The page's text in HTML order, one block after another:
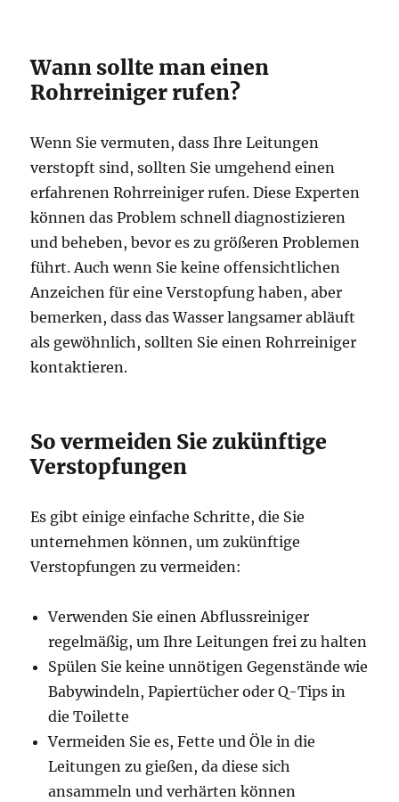
Wann sollte man einen
Rohrreiniger rufen?
Wenn Sie vermuten, dass Ihre Leitungen
verstopft sind, sollten Sie umgehend einen
erfahrenen Rohrreiniger rufen. Diese Experten
können das Problem schnell diagnostizieren
und beheben, bevor es zu größeren Problemen
führt. Auch wenn Sie keine offensichtlichen
Anzeichen für eine Verstopfung haben, aber
bemerken, dass das Wasser langsamer abläuft
als gewöhnlich, sollten Sie einen Rohrreiniger
kontaktieren.
So vermeiden Sie zukünftige
Verstopfungen
Es gibt einige einfache Schritte, die Sie
unternehmen können, um zukünftige
Verstopfungen zu vermeiden:
Verwenden Sie einen Abflussreiniger
regelmäßig, um Ihre Leitungen frei zu halten
Spülen Sie keine unnötigen Gegenstände wie
Babywindeln, Papiertücher oder Q-Tips in
die Toilette
Vermeiden Sie es, Fette und Öle in die
Leitungen zu gießen, da diese sich
ansammeln und verhärten können